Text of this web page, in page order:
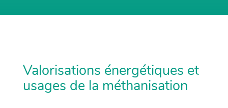
Valorisations énergétiques et
usages de la méthanisation